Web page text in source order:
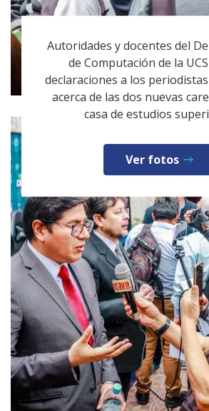
Autoridades y docentes del
de Computación de la
declaraciones a los
acerca de las dos nuevas
casa de estudios
Ver fotos